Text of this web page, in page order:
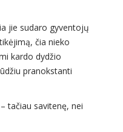
jie sudaro gyventojų
čia nieko
kardo dydžio
pranokstanti
tačiau savitenę, nei